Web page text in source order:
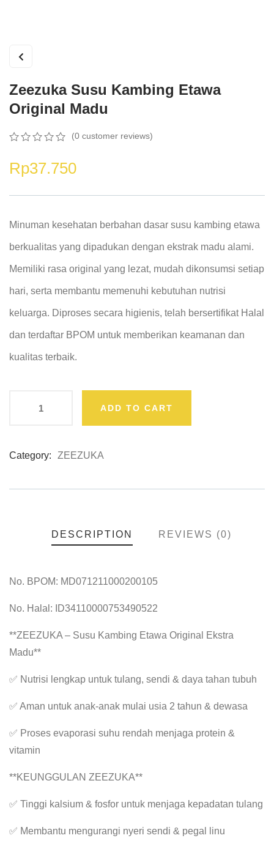
Zeezuka Susu Kambing Etawa
Original Madu
out
of
on
(0 customer reviews)
Rp37.750
Minuman kesehatan berbahan dasar susu kambing etawa
berkualitas yang dipadukan dengan ekstrak madu alami.
Memiliki rasa original yang lezat, mudah dikonsumsi setiap
hari, serta membantu memenuhi kebutuhan nutrisi
keluarga. Diproses secara higienis, telah bersertifikat Halal
dan terdaftar BPOM untuk memberikan keamanan dan
kualitas terbaik.
ADD TO CART
Category: ZEEZUKA
DESCRIPTION REVIEWS (0)
No. BPOM: MD071211000200105
No. Halal: ID34110000753490522
**ZEEZUKA – Susu Kambing Etawa Original Ekstra
Madu**
✅ Nutrisi lengkap untuk tulang, sendi & daya tahan tubuh
✅ Aman untuk anak-anak mulai usia 2 tahun & dewasa
✅ Proses evaporasi suhu rendah menjaga protein &
vitamin
**KEUNGGULAN ZEEZUKA**
✅ Tinggi kalsium & fosfor untuk menjaga kepadatan tulang
✅ Membantu mengurangi nyeri sendi & pegal linu